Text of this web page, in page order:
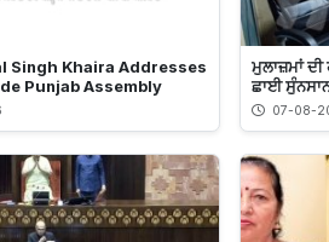
Singh Khaira Addresses
Punjab Assembly
ਮੁਲਾਜ਼ਮਾਂ ਦੀ
ਛਾਈ
07-08-